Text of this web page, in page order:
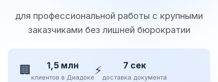
для профессиональной работы с крупными
заказчиками без лишней бюрократии
🏢 1,5 млн
клиентов в Диадоке⚡ 7 сек
доставка документа